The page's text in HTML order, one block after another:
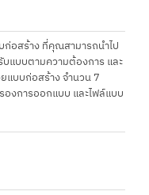
อสร้าง ที่คุณสามารถนำไป
แบบตามความต้องการ และ
แบบก่อสร้าง จำนวน 7
องการออกแบบ และไฟล์แบบ